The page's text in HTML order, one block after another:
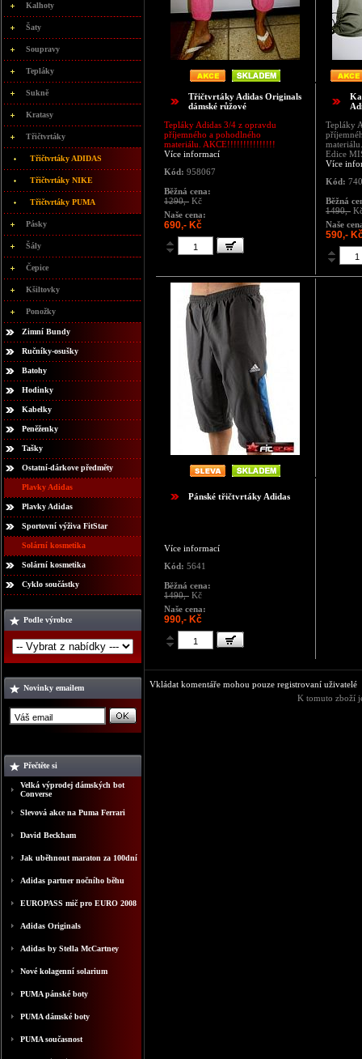
Kalhoty
Šaty
Soupravy
Tepláky
Sukně
Kratasy
Třičtvrtáky
Třičtvrtáky ADIDAS
Třičtvrtáky NIKE
Třičtvrtáky PUMA
Pásky
Šály
Čepice
Kšiltovky
Ponožky
Zimní Bundy
Ručníky-osušky
Batohy
Hodinky
Kabelky
Peněženky
Tašky
Ostatní-dárkove předměty
Plavky Adidas
Plavky Adidas
Sportovní výživa FitStar
Solární kosmetika
Solární kosmetika
Cyklo součástky
Podle výrobce
Novinky emailem
Přečtěte si
Velká výprodej dámských bot
Converse
Slevová akce na Puma Ferrari
David Beckham
Jak uběhnout maraton za 100dní
Adidas partner nočního běhu
EUROPASS mič pro EURO 2008
Adidas Originals
Adidas by Stella McCartney
Nové kolagenní solarium
PUMA pánské boty
PUMA dámské boty
PUMA současnost
Třičtvrtáky Adidas Originals
dámské růžové
Tepláky Adidas 3/4 z opravdu
příjemného a pohodlného
materiálu. AKCE!!!!!!!!!!!!!!!
Více informací
Kód: 958067
Běžná cena:
1290,- Kč
Naše cena:
690,- Kč
Tepláky
Edice
Více
Kód:
Běžná
1490,-
Naše
590,-
Pánské třičtvrtáky Adidas
Více informací
Kód: 5641
Běžná cena:
1490,- Kč
Naše cena:
990,- Kč
Vkládat komentáře mohou pouze registrovaní uživatelé
K tomuto zboží